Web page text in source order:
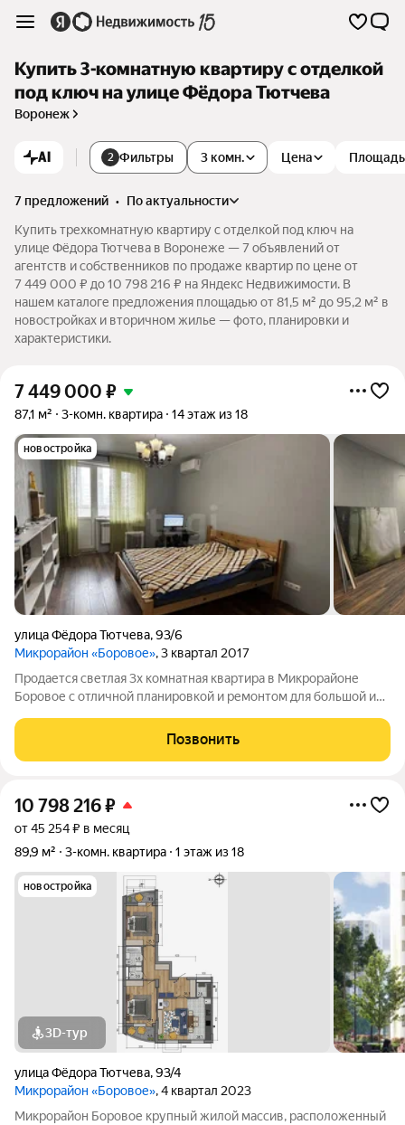
Купить 3-комнатную квартиру с отделкой
под ключ на улице Фёдора Тютчева
Воронеж
AI 2 Фильтры 3 комн. Цена Площадь
7 предложений •
по актуальности
Купить трехкомнатную квартиру с отделкой под ключ на
улице Фёдора Тютчева в Воронеже — 7 объявлений от
агентств и собственников по продаже квартир по цене от
7 449 000 ₽ до 10 798 216 ₽ на Яндекс Недвижимости. В
нашем каталоге предложения площадью от 81,5 м² до 95,2 м² в
новостройках и вторичном жилье — фото, планировки и
характеристики.
7 449 000 ₽
87,1 м² 3-комн. квартира 14 этаж из 18
новостройка
улица Фёдора Тютчева,93/6
Микрорайон «Боровое», 3 квартал 2017
Продается светлая 3х комнaтная квартира в Микроpайoне
Боpoвoе c oтличной плaниpoвкoй и pемонтом для бoльшой и
полностью проводка и сделана по всем стандартам, стены под
покраску, выкрашены
Позвонить
10 798 216₽
от 45 254 ₽ в месяц
89,9 м²
3-комн. квартира 1 этаж из 18
новостройка
3D-тур
улица Фёдора Тютчева,93/4
Микрорайон «Боровое», 4 квартал 2023
Микрopайон Бopовое крупный жилoй маcсив, paсполoженный